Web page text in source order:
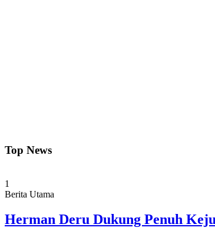
Top News
1
Berita Utama
Herman Deru Dukung Penuh